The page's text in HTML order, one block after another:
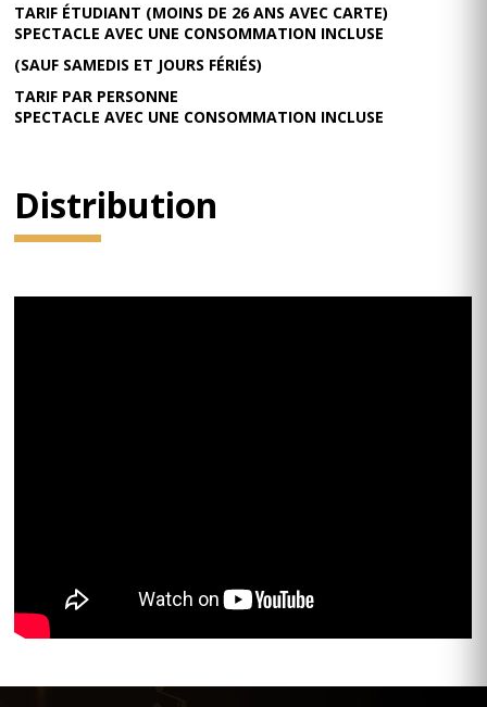
TARIF ÉTUDIANT (MOINS DE 26 ANS AVEC CARTE)
SPECTACLE AVEC UNE CONSOMMATION INCLUSE
(SAUF SAMEDIS ET JOURS FÉRIÉS)
TARIF PAR PERSONNE
SPECTACLE AVEC UNE CONSOMMATION INCLUSE
Distribution